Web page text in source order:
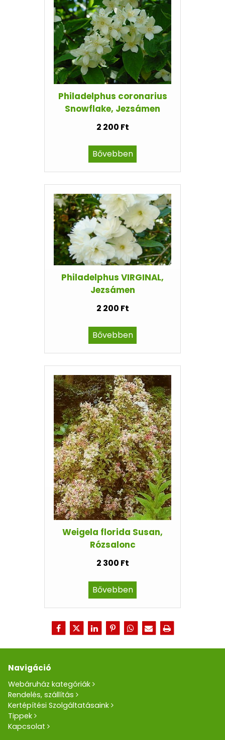
Philadelphus coronarius
Snowflake, Jezsámen
2 200 Ft
Bővebben
Philadelphus VIRGINAL,
Jezsámen
2 200 Ft
Bővebben
Weigela florida Susan,
Rózsalonc
2 300 Ft
Bővebben
Navigáció
Webáruház kategóriák
Rendelés, szállítás
Kertépítési Szolgáltatásaink
Tippek
Kapcsolat